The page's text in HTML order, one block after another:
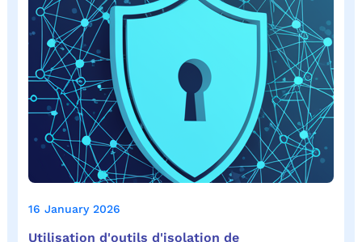
16 January 2026
Utilisation d'outils d'isolation de